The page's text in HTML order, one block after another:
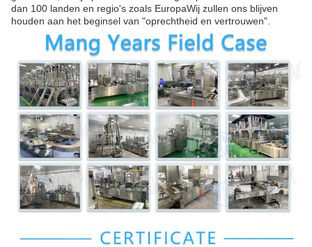
dan 100 landen en regio's zoals EuropaWij zullen ons blijven
houden aan het beginsel van "oprechtheid en vertrouwen".